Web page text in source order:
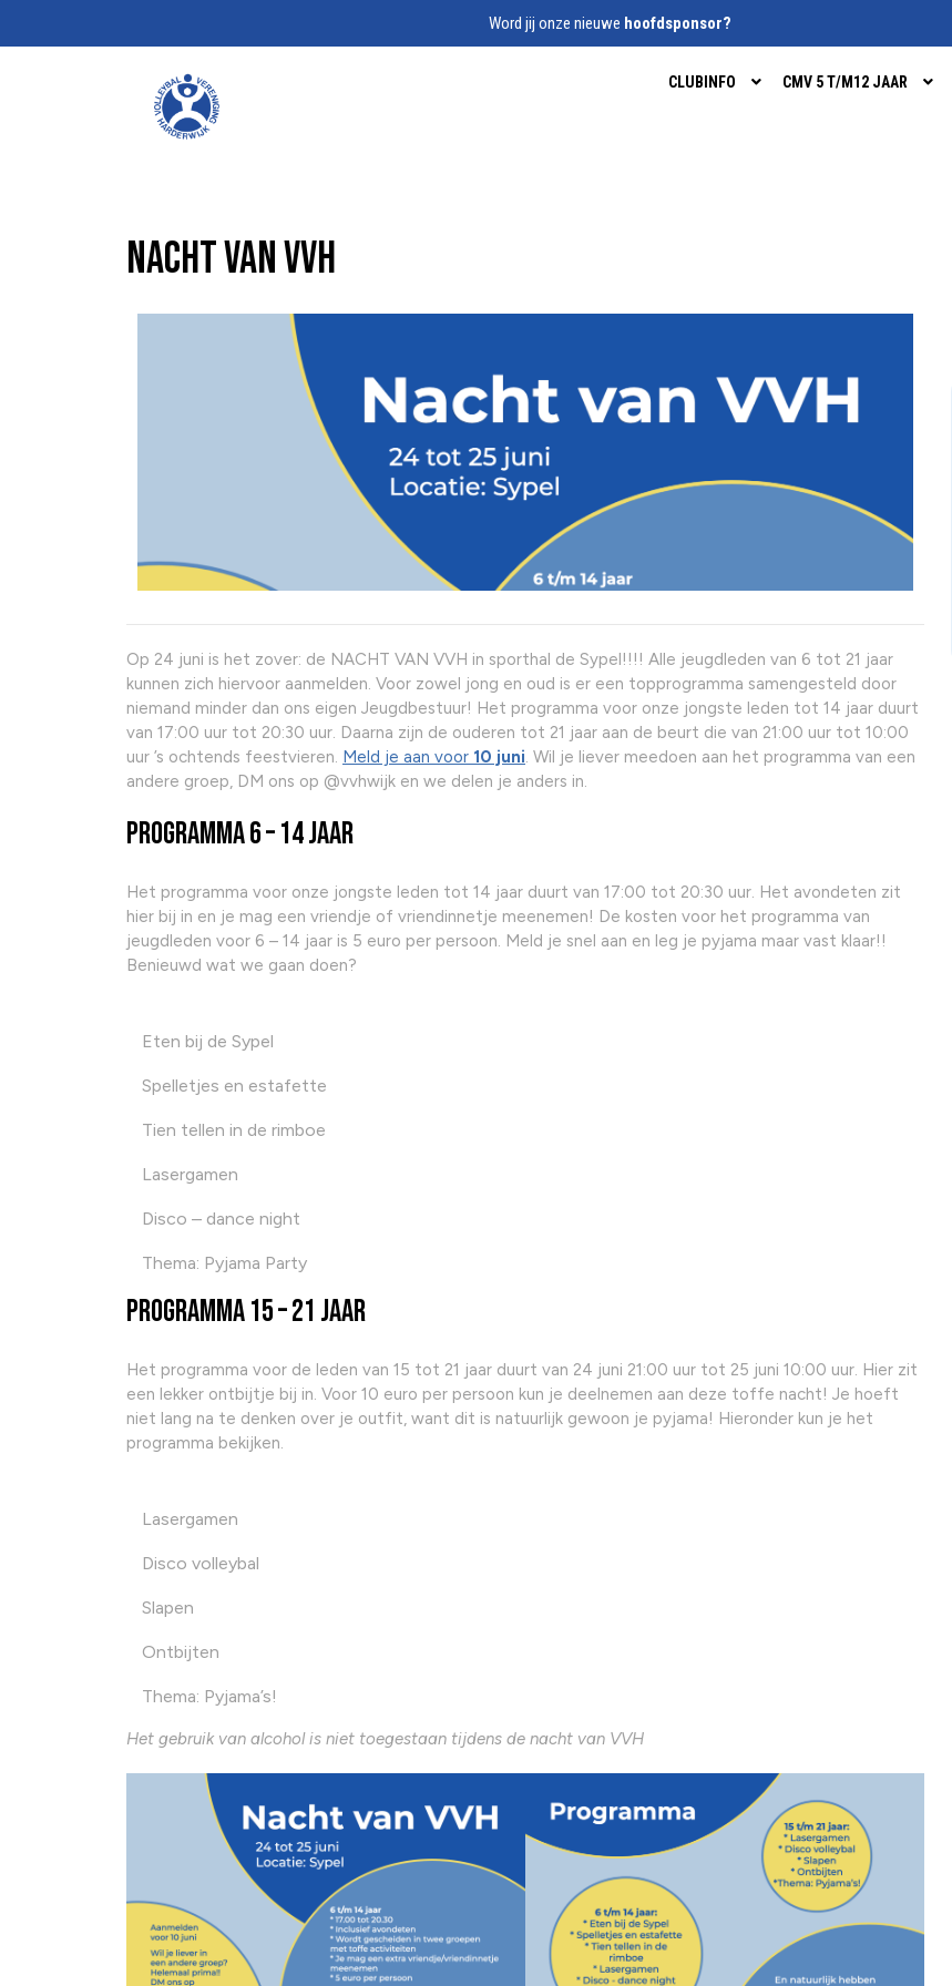
Word jij onze nieuwe hoofdsponsor?
CLUBINFO CMV 5 T/M12 JAAR
Nacht van VVH
Op 24 juni is het zover: de NACHT VAN VVH in sporthal de Sypel!!!! Alle jeugdleden van 6 tot 21 jaar
kunnen zich hiervoor aanmelden. Voor zowel jong en oud is er een topprogramma samengesteld door
niemand minder dan ons eigen Jeugdbestuur! Het programma voor onze jongste leden tot 14 jaar duurt
van 17:00 uur tot 20:30 uur. Daarna zijn de ouderen tot 21 jaar aan de beurt die van 21:00 uur tot 10:00
uur ’s ochtends feestvieren. Meld je aan voor 10 juni. Wil je liever meedoen aan het programma van een
andere groep, DM ons op @vvhwijk en we delen je anders in.
Programma 6 – 14 jaar
Het programma voor onze jongste leden tot 14 jaar duurt van 17:00 tot 20:30 uur. Het avondeten zit
hier bij in en je mag een vriendje of vriendinnetje meenemen! De kosten voor het programma van
jeugdleden voor 6 – 14 jaar is 5 euro per persoon. Meld je snel aan en leg je pyjama maar vast klaar!!
Benieuwd wat we gaan doen?
Eten bij de Sypel
Spelletjes en estafette
Tien tellen in de rimboe
Lasergamen
Disco – dance night
Thema: Pyjama Party
Programma 15 – 21 jaar
Het programma voor de leden van 15 tot 21 jaar duurt van 24 juni 21:00 uur tot 25 juni 10:00 uur. Hier zit
een lekker ontbijtje bij in. Voor 10 euro per persoon kun je deelnemen aan deze toffe nacht! Je hoeft
niet lang na te denken over je outfit, want dit is natuurlijk gewoon je pyjama! Hieronder kun je het
programma bekijken.
Lasergamen
Disco volleybal
Slapen
Ontbijten
Thema: Pyjama’s!
Het gebruik van alcohol is niet toegestaan tijdens de nacht van VVH